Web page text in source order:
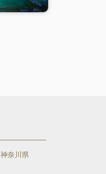
神奈川県